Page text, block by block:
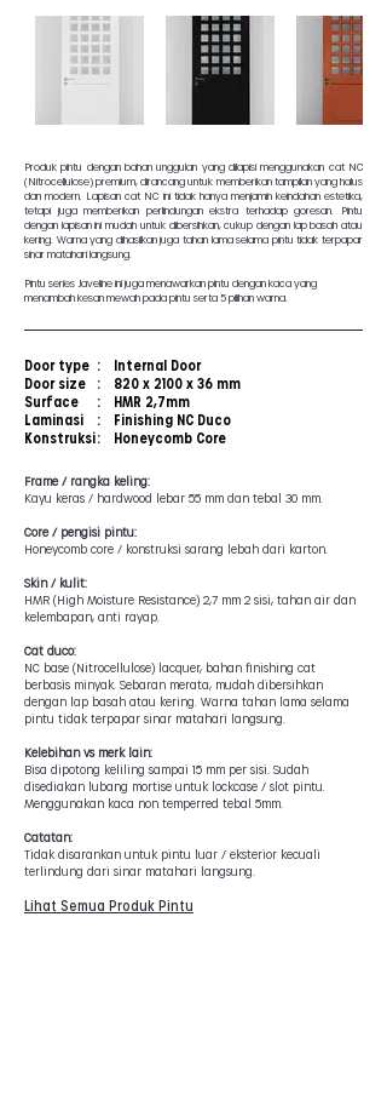
Produk pintu dengan bahan unggulan yang dilapisi menggunakan cat NC
(Nitrocellulose) premium, dirancang untuk memberikan tampilan yang halus
dan modern. Lapisan cat NC ini tidak hanya menjamin keindahan estetika,
tetapi juga memberikan perlindungan ekstra terhadap goresan. Pintu
dengan lapisan ini mudah untuk dibersihkan, cukup dengan lap basah atau
kering. Warna yang dihasilkan juga tahan lama selama pintu tidak terpapar
sinar matahari langsung.
Pintu series Javeline ini juga menawarkan pintu dengan kaca yang
menambah kesan mewah pada pintu serta 5 pilihan warna.
Door type :
Internal Door
Door size
:
820 x 2100 x 36 mm
Surface
:
HMR 2,7mm
Laminasi
:
Finishing NC Duco
Konstruksi: Honeycomb Core
Frame / rangka keling:
Kayu keras / hardwood lebar 55 mm dan tebal 30 mm.
Core / pengisi pintu:
Honeycomb core / konstruksi sarang lebah dari karton.
Skin / kulit:
HMR (High Moisture Resistance) 2,7 mm 2 sisi, tahan air dan
kelembapan, anti rayap.
Cat duco:
NC base (Nitrocellulose) lacquer, bahan finishing cat
berbasis minyak. Sebaran merata, mudah dibersihkan
dengan lap basah atau kering. Warna tahan lama selama
pintu tidak terpapar sinar matahari langsung.
Kelebihan vs merk lain:
Bisa dipotong keliling sampai 15 mm per sisi. Sudah
disediakan lubang mortise untuk lockcase / slot pintu.
Menggunakan kaca non temperred tebal 5mm.
Catatan:
Tidak disarankan untuk pintu luar / eksterior kecuali
terlindung dari sinar matahari langsung.
Lihat Semua Produk Pintu